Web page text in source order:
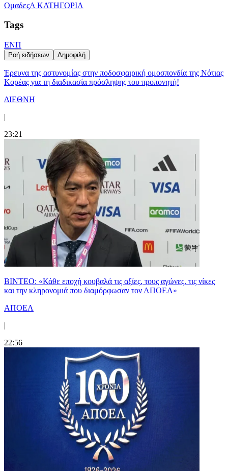
ΟμαδεςΑ ΚΑΤΗΓΟΡΙΑ
Tags
ΕΝΠ
Ροή ειδήσεων Δημοφιλή
Έρευνα της αστυνομίας στην ποδοσφαιρική ομοσπονδία της Νότιας
Κορέας για τη διαδικασία πρόσληψης του προπονητή!
ΔΙΕΘΝΗ
|
23:21
ΒΙΝΤΕΟ: «Κάθε εποχή κουβαλά τις αξίες, τους αγώνες, τις νίκες
και την κληρονομιά που διαμόρφωσαν τον ΑΠΟΕΛ»
ΑΠΟΕΛ
|
22:56